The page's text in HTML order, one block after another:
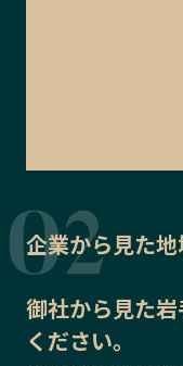
企業から見た
御社から見た
ください。